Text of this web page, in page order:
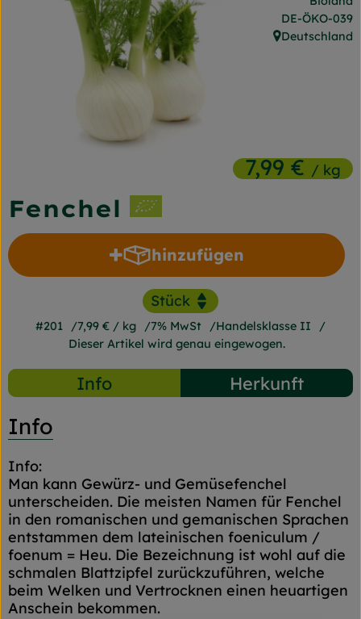
Frischetheke
Naturkost
So geht's
Unsere Kisten
Blog
Fenchel
7,99 €/ kg
,
DE-ÖKO-039
, Herkunft:
Deutschland
hinzufügen
Produkt zum Warenkorb
#201 7,99 € / kg 7% MwSt
Handelsklasse II
Dieser Artikel wird genau eingewogen.
Info Herkunft
Info
Info:
Man kann Gewürz- und Gemüsefenchel
unterscheiden. Die meisten Namen für Fenchel
in den romanischen und gemanischen Sprachen
entstammen dem lateinischen foeniculum /
foenum = Heu. Die Bezeichnung ist wohl auf die
schmalen Blattzipfel zurückzuführen, welche
beim Welken und Vertrocknen einen heuartigen
Anschein bekommen.